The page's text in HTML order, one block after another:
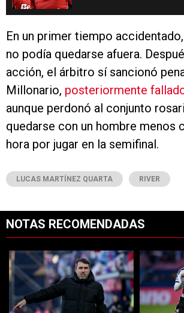
En un primer tiempo
no podía quedarse afuera.
acción, el árbitro sí sancionó
Millonario, posteriormente
aunque perdonó al conjunto
quedarse con un hombre menos
hora por jugar en la semifinal.
LUCAS MARTÍNEZ QUARTA RIVER
NOTAS RECOMENDADAS
Un artículo de tendencia con el título "Qué
Un artículo